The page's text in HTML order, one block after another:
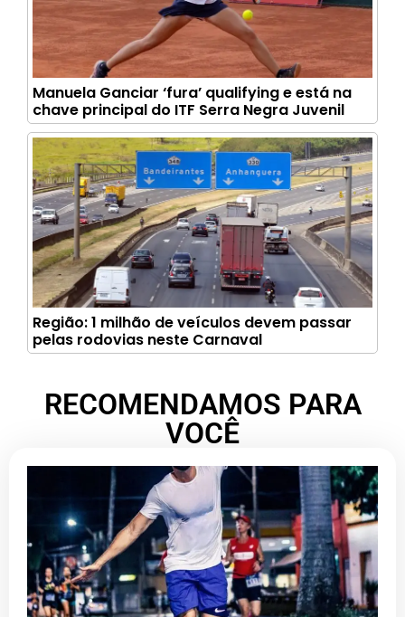
Manuela Ganciar ‘fura’ qualifying e está na
chave principal do ITF Serra Negra Juvenil
Região: 1 milhão de veículos devem passar
pelas rodovias neste Carnaval
RECOMENDAMOS PARA
VOCÊ